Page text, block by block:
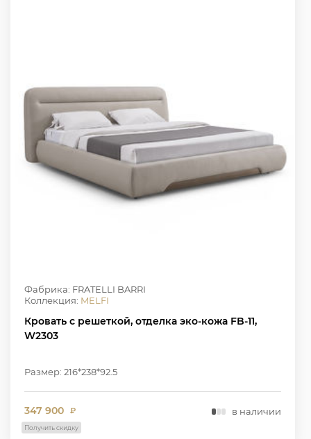
Фабрика: FRATELLI BARRI
Коллекция: MELFI
Кровать с решеткой, отделка эко-кожа FB-11,
W2303
Размер: 216*238*92.5
347 900 ₽ в наличии
Получить скидку